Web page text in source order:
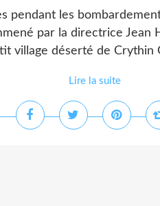
pendant les
par la directrice Jean
village déserté de Crythin
Lire la suite